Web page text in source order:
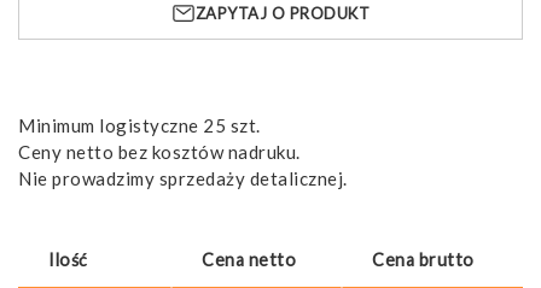
ZAPYTAJ O PRODUKT
Minimum logistyczne 25 szt.
Ceny netto bez kosztów nadruku.
Nie prowadzimy sprzedaży detalicznej.
Ilość Cena netto Cena brutto